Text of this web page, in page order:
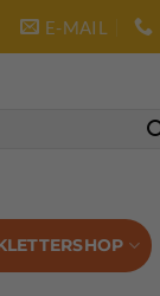
E-MAIL